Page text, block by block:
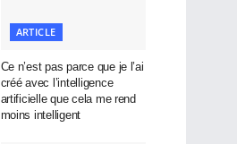
ARTICLE
Ce n’est pas parce que je l’ai
créé avec l’intelligence
artificielle que cela me rend
moins intelligent